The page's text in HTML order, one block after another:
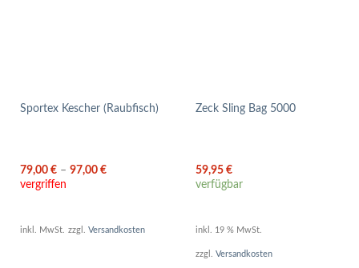
Sportex Kescher (Raubfisch)
79,00 €– 97,00 €
vergriffen
inkl. MwSt. zzgl. Versandkosten
Zeck Sling Bag 5000
59,95 €
verfügbar
inkl. 19 % MwSt.
zzgl. Versandkosten